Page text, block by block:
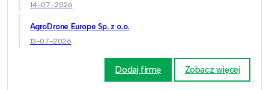
14-07-2026
AgroDrone Europe Sp. z o.o.
13-07-2026
Dodaj firmę Zobacz więcej